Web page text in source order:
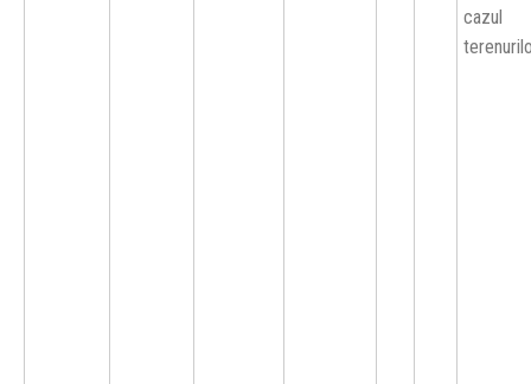
cazul